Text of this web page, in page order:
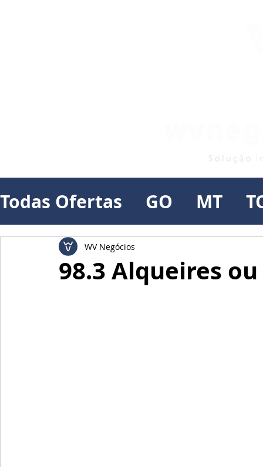
Todas Ofertas GO MT
98.3 Alqueires
WV Negócios